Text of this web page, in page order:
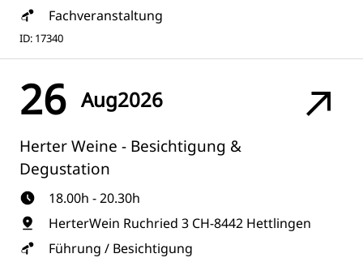
Fachveranstaltung
ID: 17340
26 Aug2026
Herter Weine - Besichtigung &
Degustation
18.00h - 20.30h
HerterWein Ruchried 3 CH-8442 Hettlingen
Führung / Besichtigung